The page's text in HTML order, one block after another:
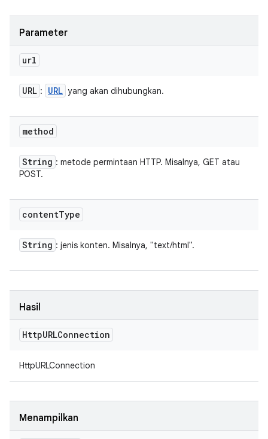
Parameter
url
URL : URL yang akan dihubungkan.
method
String : metode permintaan HTTP. Misalnya, GET atau
POST.
contentType
String : jenis konten. Misalnya, "text/html".
Hasil
HttpURLConnection
HttpURLConnection
Menampilkan